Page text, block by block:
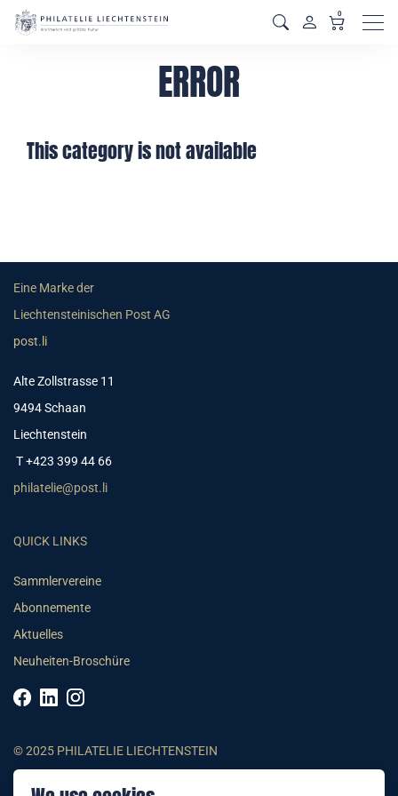
0
ERROR
This category is not available
Eine Marke der
Liechtensteinischen Post AG
post.li
Alte Zollstrasse 11
9494 Schaan
Liechtenstein
T +423 399 44 66
philatelie@post.li
QUICK LINKS
Sammlervereine
Abonnemente
Aktuelles
Neuheiten-Broschüre
© 2025 PHILATELIE LIECHTENSTEIN
AGB